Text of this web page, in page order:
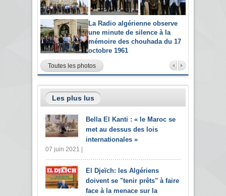
La Radio algérienne observe
une minute de silence à la
mémoire des chouhada du 17
octobre 1961
Toutes les photos
Les plus lus
Bella El Kanti : « le Maroc se
met au dessus des lois
internationales »
07 juin 2021 |
El Djeïch: les Algériens
doivent se "tenir prêts" à faire
face à la menace sur la